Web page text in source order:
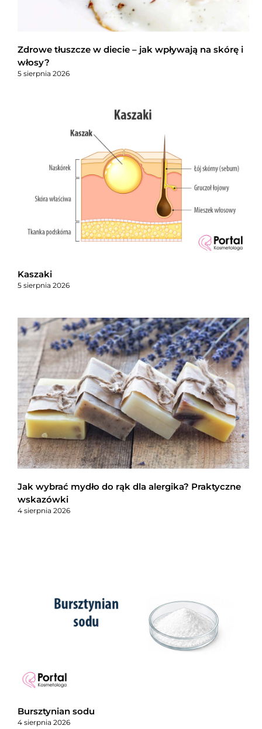
Zdrowe tłuszcze w diecie – jak wpływają na skórę i
włosy?
5 sierpnia 2026
Kaszaki
5 sierpnia 2026
Jak wybrać mydło do rąk dla alergika? Praktyczne
wskazówki
4 sierpnia 2026
Bursztynian sodu
4 sierpnia 2026